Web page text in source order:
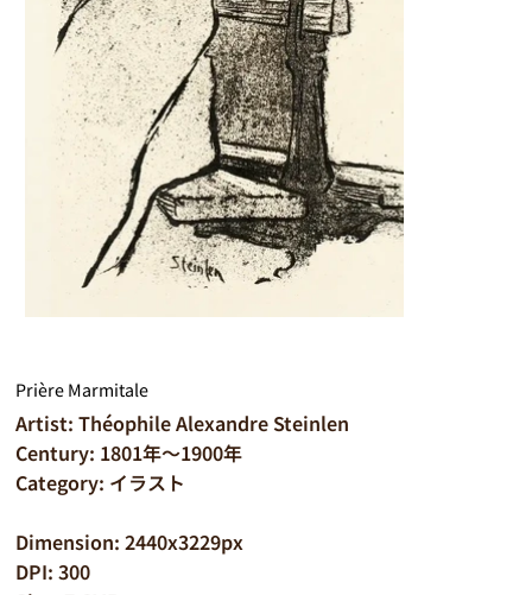
Prière Marmitale
Artist: Théophile Alexandre Steinlen
Century: 1801年～1900年
Category: イラスト
Dimension: 2440x3229px
DPI: 300